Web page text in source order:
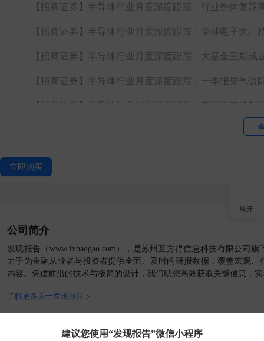
【招商证券】 半导体行业月度深度跟踪：行业整体复
【招商证券】 半导体行业月度深度跟踪：全球电子大
【招商证券】 半导体行业月度深度跟踪：大基金三期
【招商证券】 半导体行业月度深度跟踪：一季报景气边
【招商证券】 半导体行业深度跟踪报告：美国出口管
半导体行业月度深度跟踪：AI终端新品
【招商证券】
【招商证券】
半导体行业月度深度跟踪：半导体月度
【招商证券】
【招商证券】半导体行业月度深度跟踪：全球月度销
【招商证券】半导体行业月度深度跟踪：Q2市场景气
【招商证券】
【招商证券】半导体行业月度深度跟踪：算力应用需求
立即购买
公司简介
发现报告（www.fxbaogao.com），是苏州互方得信息科技有限公司
力于为金融从业者与投资者提供全面、及时的研报数据，覆盖宏观、
内容。凭借前沿的技术与极简的设计，我们助您高效获取关键信息，
了解更多关于发现报告 >
客户端
建议您使用“发现报告”微信小程序
展开
接入AI
小程序
APP